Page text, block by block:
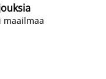
maailmaa